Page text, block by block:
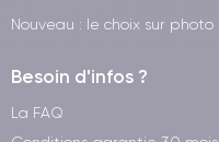
Nouveau : le choix sur photo
Besoin d'infos ?
La FAQ